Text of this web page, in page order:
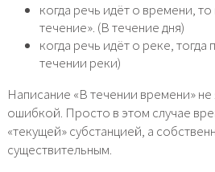
когда речь идёт о времени,
течение». (В течение дня)
когда речь идёт о реке, тогда
течении реки)
Написание «В течении времени»
ошибкой. Просто в этом случае
«текущей» субстанцией, а
существительным.